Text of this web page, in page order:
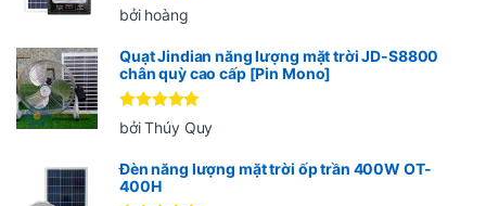
Được xếp
hạng55
bởi hoàng
Quạt Jindian năng lượng mặt trời JD-S8800
chân quỳ cao cấp [Pin Mono]
Được xếp
hạng 5 5
bởi Thúy Quy
Đèn năng lượng mặt trời ốp trần 400W OT-
400H